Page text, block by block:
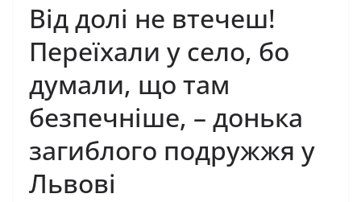
Від долі не втечеш!
Переїхали у село, бо
думали, що там
безпечніше, – донька
загиблого подружжя у
Львові